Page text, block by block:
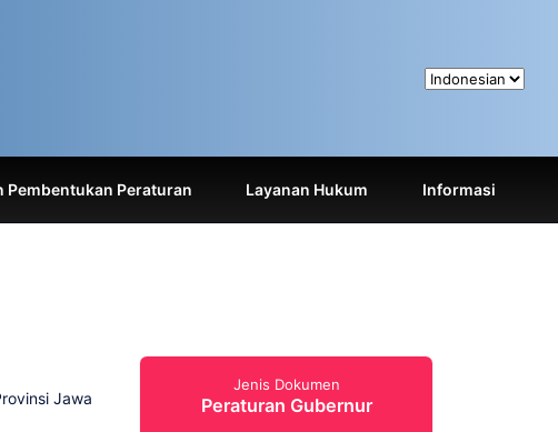
Pembentukan Peraturan Layanan Hukum Informasi
Jawa
Jenis Dokumen
Peraturan Gubernur